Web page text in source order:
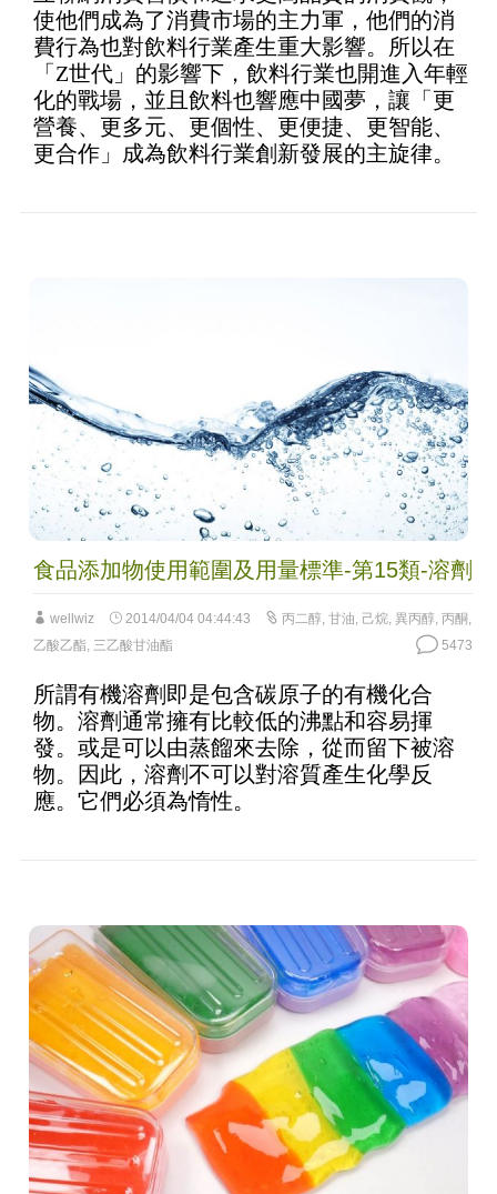
使他們成為了消費市場的主力軍，他們的消
費行為也對飲料行業產生重大影響。所以在
「Z世代」的影響下，飲料行業也開進入年輕
化的戰場，並且飲料也響應中國夢，讓「更
營養、更多元、更個性、更便捷、更智能、
更合作」成為飲料行業創新發展的主旋律。
食品添加物使用範圍及用量標準-第15類-溶劑
wellwiz 2014/04/04 04:44:43 丙二醇, 甘油, 己烷, 異丙醇, 丙酮 ,
乙酸乙酯, 三乙酸甘油酯 5473
所謂有機溶劑即是包含碳原子的有機化合
物。溶劑通常擁有比較低的沸點和容易揮
發。或是可以由蒸餾來去除，從而留下被溶
物。因此，溶劑不可以對溶質產生化學反
應。它們必須為惰性。